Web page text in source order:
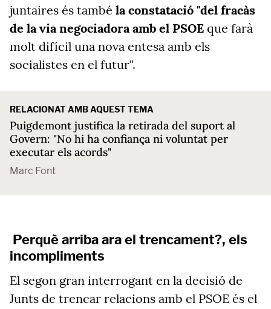
juntaires és també la constatació "del fracàs
de la via negociadora amb el PSOE que farà
molt difícil una nova entesa amb els
socialistes en el futur".
RELACIONAT AMB AQUEST TEMA
Puigdemont justifica la retirada del suport al
Govern: "No hi ha confiança ni voluntat per
executar els acords"
Marc Font
Perquè arriba ara el trencament?, els
incompliments
El segon gran interrogant en la decisió de
Junts de trencar relacions amb el PSOE és el